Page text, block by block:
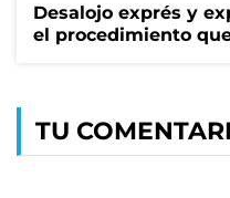
Desalojo exprés y
el procedimiento
TU